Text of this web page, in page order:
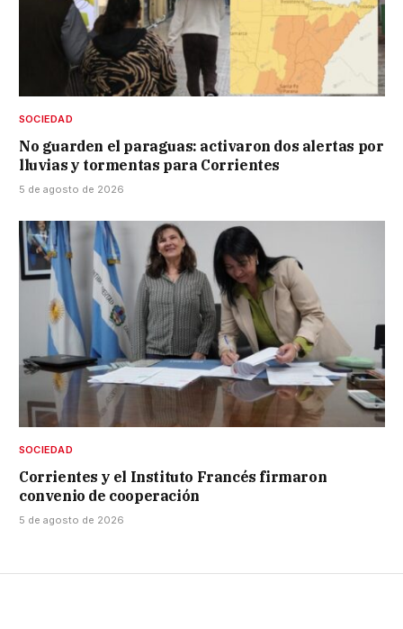
SOCIEDAD
No guarden el paraguas: activaron dos alertas por
lluvias y tormentas para Corrientes
5 de agosto de 2026
SOCIEDAD
Corrientes y el Instituto Francés firmaron
convenio de cooperación
5 de agosto de 2026